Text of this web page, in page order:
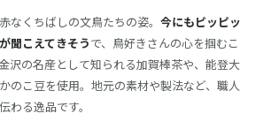
なくちばしの文鳥たちの姿。 今にもピッピッ
聞こえてきそうで、鳥好きさんの心を掴むこ
沢の名産として知られる加賀棒茶や、能登大
のこ豆を使用。地元の素材や製法など、職人
わる逸品です。